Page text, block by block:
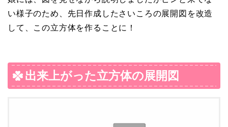
い様子のため、先日作成したさいころの展開図を改造
して、この立方体を作ることに！
出来上がった立方体の展開図